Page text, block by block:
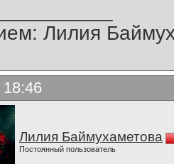
Лилия
Лилия Баймухаметова
Постоянный пользователь